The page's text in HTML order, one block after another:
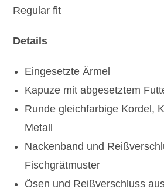
Regular fit
Details
Eingesetzte Ärmel
Kapuze mit abgesetztem
Runde gleichfarbige Kordel,
Metall
Nackenband und
Fischgrätmuster
Ösen und Reißverschluss aus